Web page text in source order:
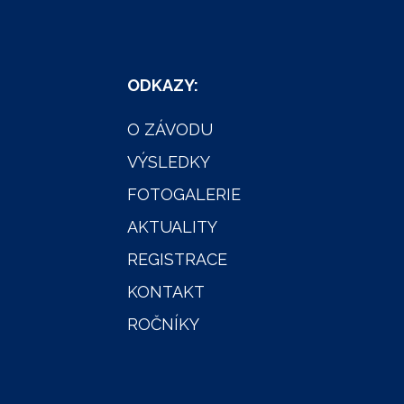
ODKAZY:
O ZÁVODU
VÝSLEDKY
FOTOGALERIE
AKTUALITY
REGISTRACE
KONTAKT
ROČNÍKY